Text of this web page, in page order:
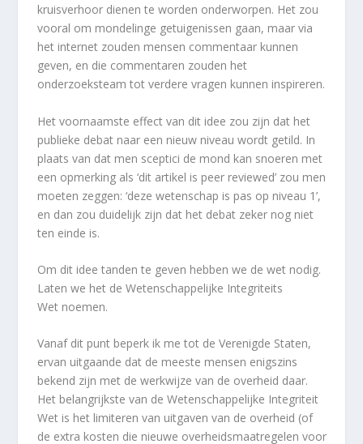
kruisverhoor dienen te worden onderworpen. Het zou
vooral om mondelinge getuigenissen gaan, maar via
het internet zouden mensen commentaar kunnen
geven, en die commentaren zouden het
onderzoeksteam tot verdere vragen kunnen inspireren.
Het voornaamste effect van dit idee zou zijn dat het
publieke debat naar een nieuw niveau wordt getild. In
plaats van dat men sceptici de mond kan snoeren met
een opmerking als ‘dit artikel is peer reviewed’ zou men
moeten zeggen: ‘deze wetenschap is pas op niveau 1’,
en dan zou duidelijk zijn dat het debat zeker nog niet
ten einde is.
Om dit idee tanden te geven hebben we de wet nodig.
Laten we het de Wetenschappelijke Integriteits
Wet noemen.
Vanaf dit punt beperk ik me tot de Verenigde Staten,
ervan uitgaande dat de meeste mensen enigszins
bekend zijn met de werkwijze van de overheid daar.
Het belangrijkste van de Wetenschappelijke Integriteit
Wet is het limiteren van uitgaven van de overheid (of
de extra kosten die nieuwe overheidsmaatregelen voor